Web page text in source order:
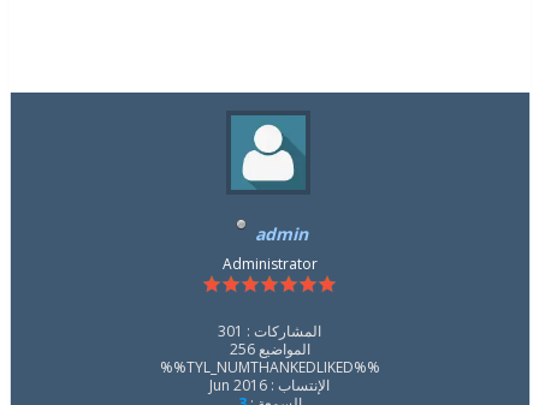
admin
Administrator
المشاركات : 301
المواضيع 256
%%TYL_NUMTHANKEDLIKED%%
الإنتساب : Jun 2016